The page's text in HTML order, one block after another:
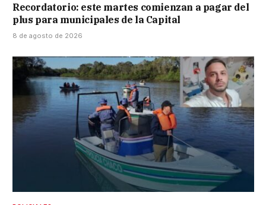
Recordatorio: este martes comienzan a pagar del
plus para municipales de la Capital
8 de agosto de 2026